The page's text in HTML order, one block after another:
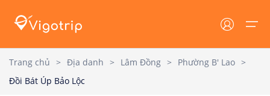
Trang chủ
Trang chủ > Địa danh > Lâm Đồng > Phường B' Lao >
Đồi Bát Úp Bảo Lộc